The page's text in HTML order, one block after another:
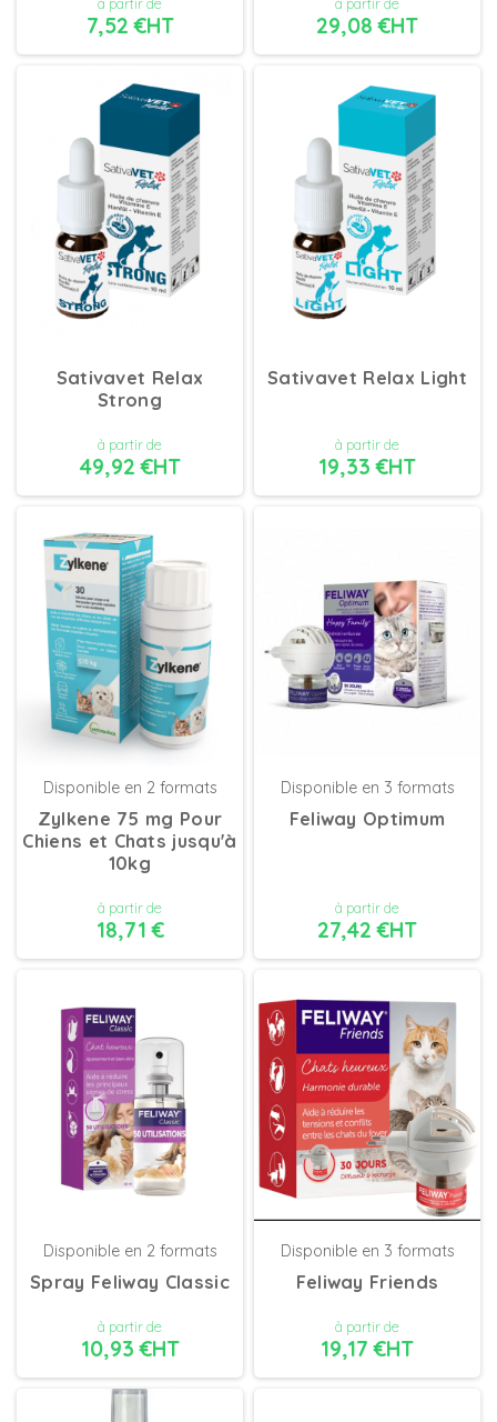
à partir de
7,52 €HT
DÉTAILS
à partir de
29,08 €HT
DÉTAILS
Sativavet Relax
Strong
à partir de
49,92 €HT
DÉTAILS
Sativavet Relax Light
à partir de
19,33 €HT
Disponible en 2 formats
Zylkene 75 mg Pour
Chiens et Chats jusqu'à
10kg
à partir de
18,71 €
DÉTAILS
Disponible en 3 formats
Feliway Optimum
à partir de
27,42 €HT
DÉTAILS
Disponible en 2 formats
Spray Feliway Classic
à partir de
10,93 €HT
Disponible en 3 formats
Feliway Friends
à partir de
19,17 €HT